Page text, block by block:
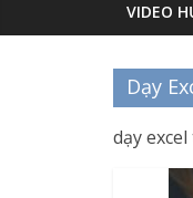
VIDEO
Dạy
dạy